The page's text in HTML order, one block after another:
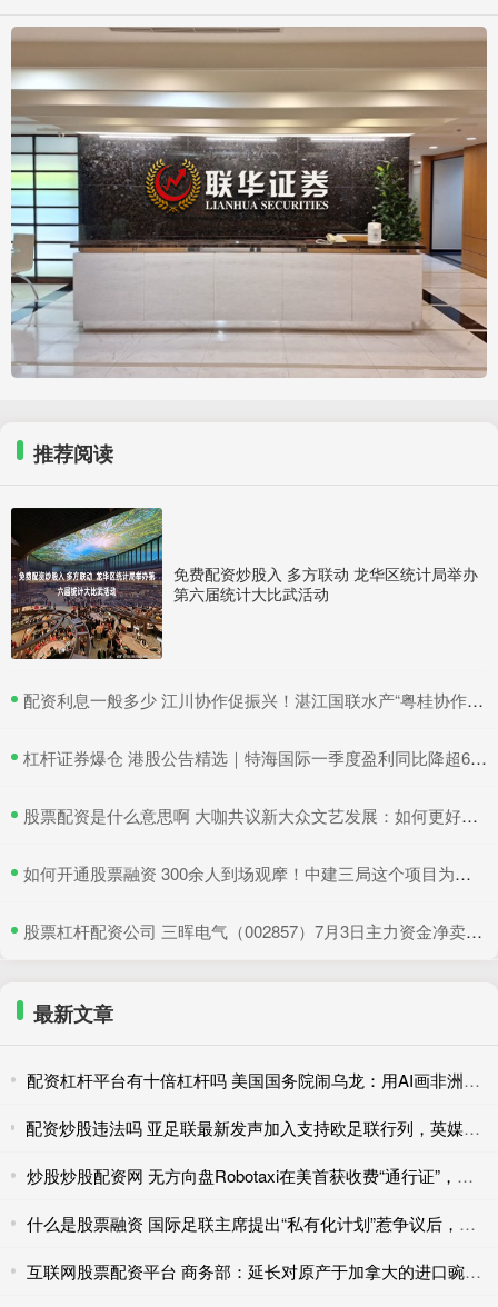
推荐阅读
免费配资炒股入 多方联动 龙华区统计局举办
第六届统计大比武活动
​配资利息一般多少 江川协作促振兴！湛江国联水产“粤桂协作帮扶车间”在吴川揭牌
​杠杆证券爆仓 港股公告精选｜特海国际一季度盈利同比降超6成 三一国际首季营收超66亿元
​股票配资是什么意思啊 大咖共议新大众文艺发展：如何更好地与时代同频共振
​如何开通股票融资 300余人到场观摩！中建三局这个项目为安全生产示范
​股票杠杆配资公司 三晖电气（002857）7月3日主力资金净卖出820.19万元
最新文章
配资杠杆平台有十倍杠杆吗 美国国务院闹乌龙：用AI画非洲地图，结果全标错了
配资炒股违法吗 亚足联最新发声加入支持欧足联行列，英媒：FIFA商业计划似乎已宣告“破产”
炒股炒股配资网 无方向盘Robotaxi在美首获收费“通行证”，为何率先过关的是亚马逊？
什么是股票融资 国际足联主席提出“私有化计划”惹争议后，欧足联威胁“全员抵制世界杯”
互联网股票配资平台 商务部：延长对原产于加拿大的进口豌豆淀粉反倾销调查期限